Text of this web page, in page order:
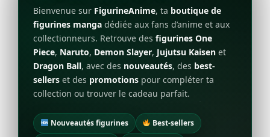
Bienvenue sur FigurineAnime, ta boutique de
figurines manga dédiée aux fans d’anime et aux
collectionneurs. Retrouve des figurines One
Piece, Naruto, Demon Slayer, Jujutsu Kaisen et
Dragon Ball, avec des nouveautés, des best-
sellers et des promotions pour compléter ta
collection ou trouver le cadeau parfait.
Nouveautés figurines
Best-sellers